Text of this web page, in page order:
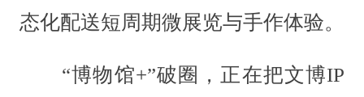
态化配送短周期微展览与手作体验。
“博物馆+”破圈，正在把文博IP